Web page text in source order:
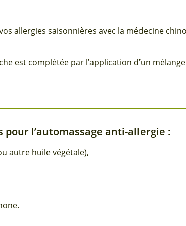
allergies saisonnières avec la médecine
est complétée par l’application d’un
pour l’automassage anti-allergie :
autre huile végétale),